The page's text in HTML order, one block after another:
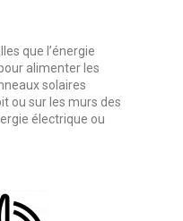
que l’énergie
alimenter les
solaires
ou sur les murs des
électrique ou